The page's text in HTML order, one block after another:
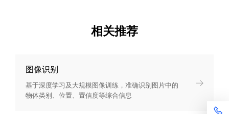
相关推荐
图像识别
基于深度学习及大规模图像训练，准确识别图片中的
物体类别、位置、置信度等综合信息